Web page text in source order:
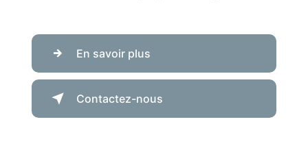
En savoir plus
Contactez-nous